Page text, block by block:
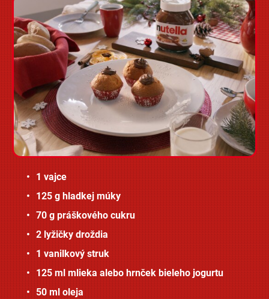
1 vajce
125 g hladkej múky
70 g práškového cukru
2 lyžičky droždia
1 vanilkový struk
125 ml mlieka alebo hrnček bieleho jogurtu
50 ml oleja